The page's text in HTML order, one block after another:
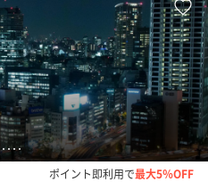
2345
ポイント即利用で最大5％OFF